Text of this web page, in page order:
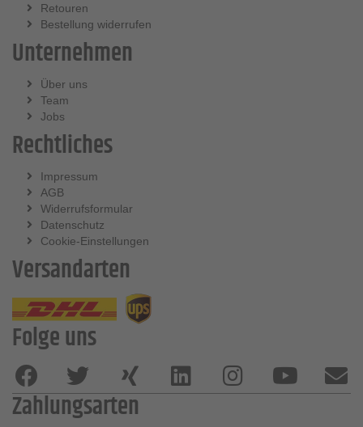
Retouren
Bestellung widerrufen
Unternehmen
Über uns
Team
Jobs
Rechtliches
Impressum
AGB
Widerrufsformular
Datenschutz
Cookie-Einstellungen
Versandarten
Folge uns
Zahlungsarten